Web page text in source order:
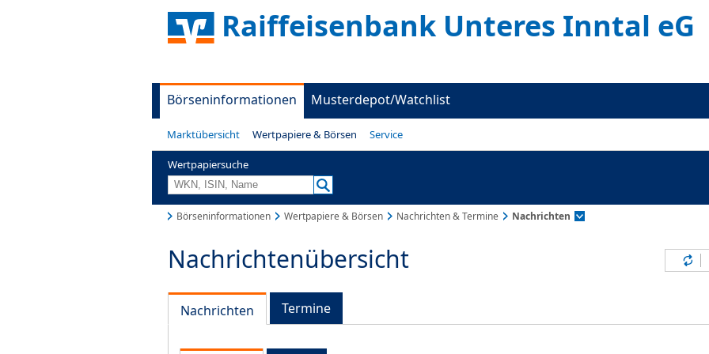
Raiffeisenbank Unteres Inntal eG
Börseninformationen Musterdepot/Watchlist
Marktübersicht Wertpapiere & Börsen Service
Wertpapiersuche
Börseninformationen Wertpapiere & Börsen Nachrichten & Termine Nachrichten
Nachrichtenübersicht
Nachrichten Termine